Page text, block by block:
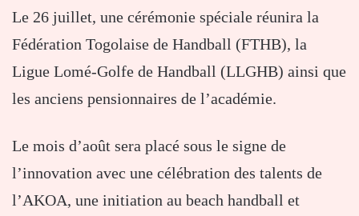
Le 26 juillet, une cérémonie spéciale réunira la
Fédération Togolaise de Handball (FTHB), la
Ligue Lomé-Golfe de Handball (LLGHB) ainsi que
les anciens pensionnaires de l’académie.
Le mois d’août sera placé sous le signe de
l’innovation avec une célébration des talents de
l’AKOA, une initiation au beach handball et